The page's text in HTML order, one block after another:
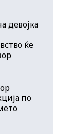
девојка
ќе
по